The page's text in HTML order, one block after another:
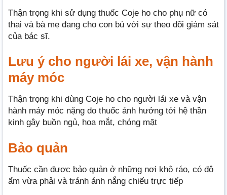
Thận trọng khi sử dụng thuốc Coje ho cho phụ nữ có
thai và bà mẹ đang cho con bú với sự theo dõi giám sát
của bác sĩ.
Lưu ý cho người lái xe, vận hành
máy móc
Thận trọng khi dùng Coje ho cho người lái xe và vận
hành máy móc nặng do thuốc ảnh hưởng tới hệ thần
kinh gây buồn ngủ, hoa mắt, chóng mặt
Bảo quản
Thuốc cần được bảo quản ở những nơi khô ráo, có độ
ẩm vừa phải và tránh ánh nắng chiếu trực tiếp